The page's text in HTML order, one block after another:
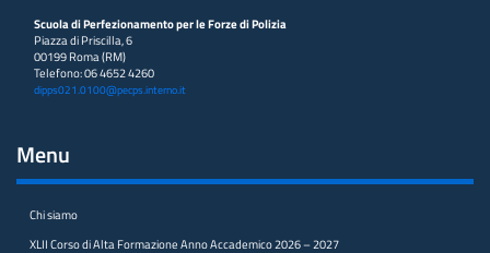
Scuola di Perfezionamento per le Forze di Polizia
Piazza di Priscilla, 6
00199 Roma (RM)
Telefono: 06 4652 4260
dipps021.0100@pecps.interno.it
Menu
Chi siamo
XLII Corso di Alta Formazione Anno Accademico 2026 – 2027